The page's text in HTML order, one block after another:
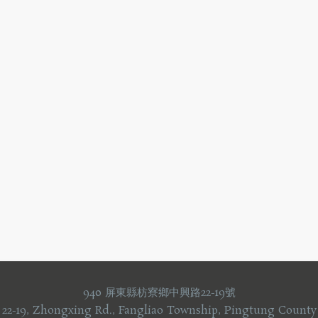
940 屏東縣枋寮鄉中興路22-19號
19, Zhongxing Rd., Fangliao Township, Pingtung